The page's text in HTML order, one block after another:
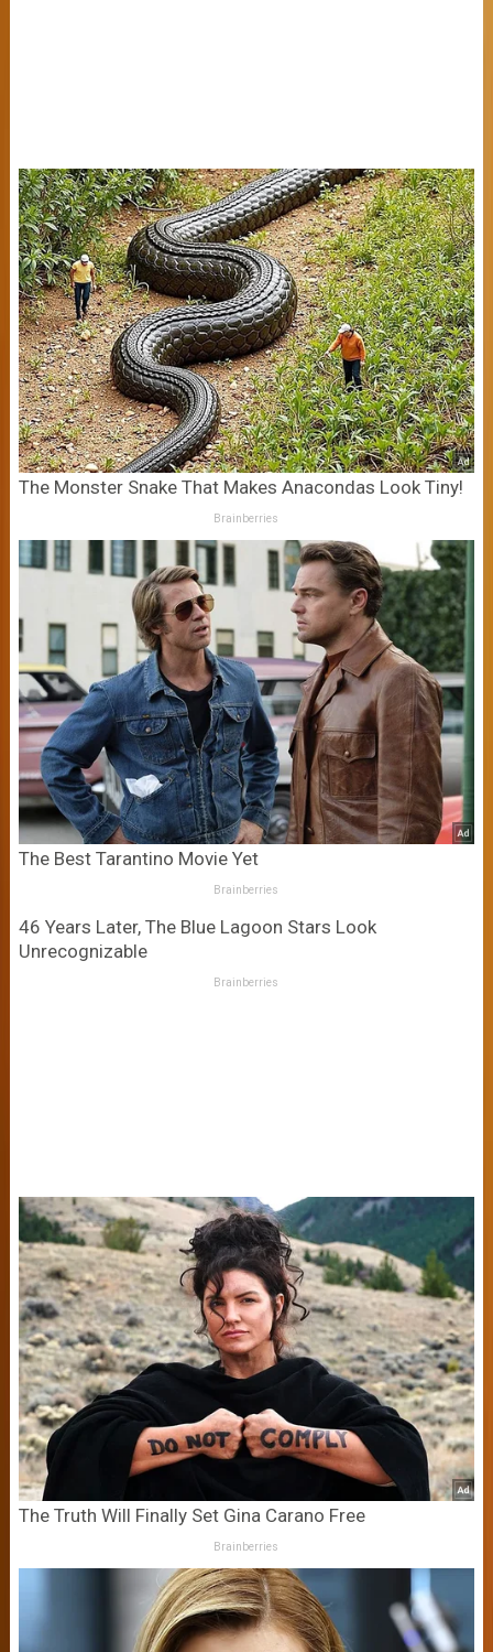
The Monster Snake That Makes Anacondas Look Tiny!
Brainberries
The Best Tarantino Movie Yet
Brainberries
46 Years Later, The Blue Lagoon Stars Look
Unrecognizable
Brainberries
The Truth Will Finally Set Gina Carano Free
Brainberries